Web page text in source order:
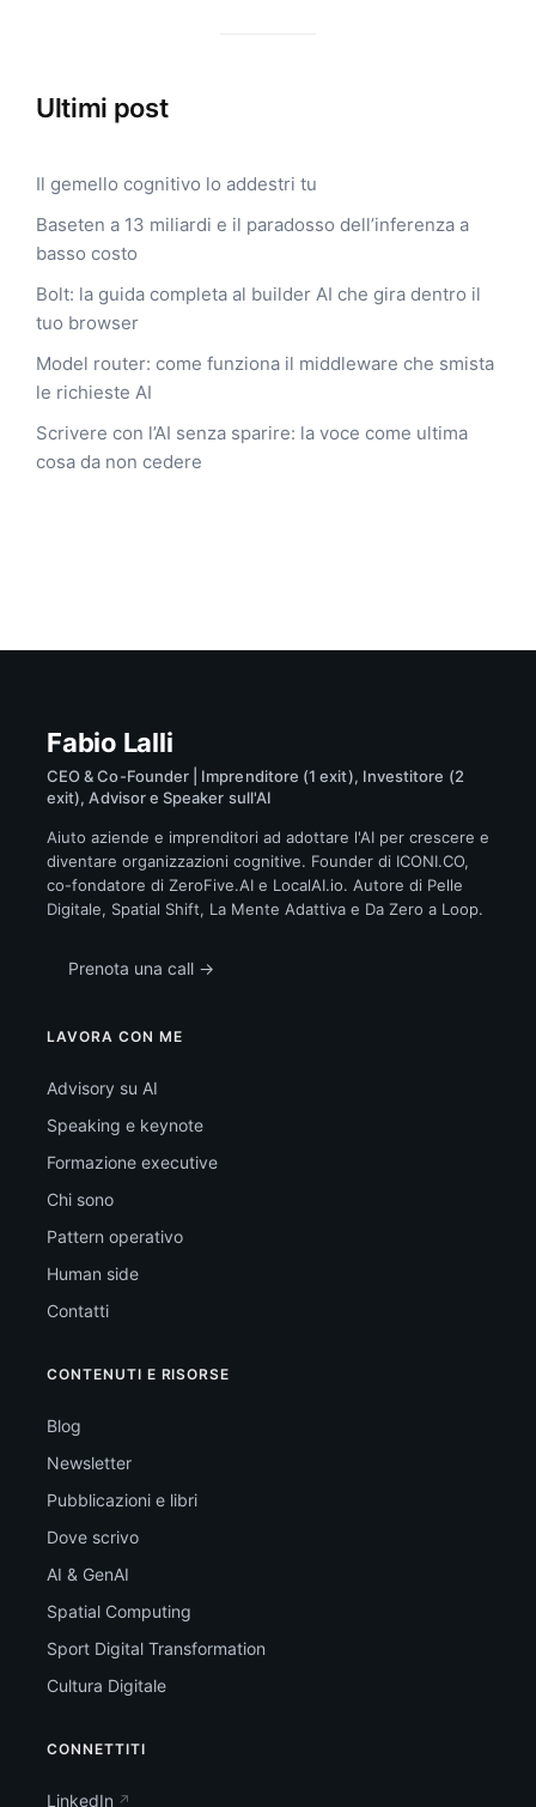
Ultimi post
Il gemello cognitivo lo addestri tu
Baseten a 13 miliardi e il paradosso dell’inferenza a
basso costo
Bolt: la guida completa al builder AI che gira dentro il
tuo browser
Model router: come funziona il middleware che smista
le richieste AI
Scrivere con l’AI senza sparire: la voce come ultima
cosa da non cedere
Fabio Lalli
CEO & Co-Founder | Imprenditore (1 exit), Investitore (2
exit), Advisor e Speaker sull'AI
Aiuto aziende e imprenditori ad adottare l'AI per crescere e
diventare organizzazioni cognitive. Founder di ICONI.CO,
co-fondatore di ZeroFive.AI e LocalAI.io. Autore di Pelle
Digitale, Spatial Shift, La Mente Adattiva e Da Zero a Loop.
Prenota una call →
LAVORA CON ME
Advisory su AI
Speaking e keynote
Formazione executive
Chi sono
Pattern operativo
Human side
Contatti
CONTENUTI E RISORSE
Blog
Newsletter
Pubblicazioni e libri
Dove scrivo
AI & GenAI
Spatial Computing
Sport Digital Transformation
Cultura Digitale
CONNETTITI
LinkedIn